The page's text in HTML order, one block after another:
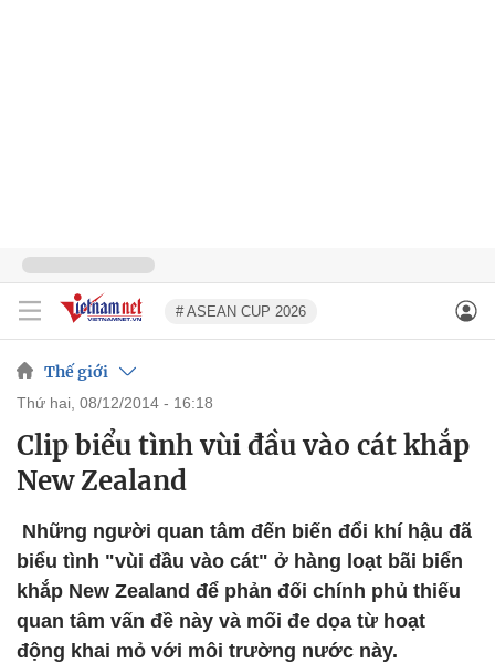
# ASEAN CUP 2026
Thế giới
thứ hai, 08/12/2014 - 16:18
Clip biểu tình vùi đầu vào cát khắp
New Zealand
Những người quan tâm đến biến đổi khí hậu đã
biểu tình "vùi đầu vào cát" ở hàng loạt bãi biển
khắp New Zealand để phản đối chính phủ thiếu
quan tâm vấn đề này và mối đe dọa từ hoạt
động khai mỏ với môi trường nước này.